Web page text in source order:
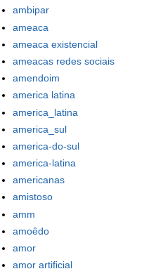
ambipar
ameaca
ameaca existencial
ameacas redes sociais
amendoim
america latina
america_latina
america_sul
america-do-sul
america-latina
americanas
amistoso
amm
amoêdo
amor
amor artificial